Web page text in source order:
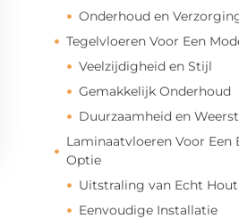
Onderhoud en
Tegelvloeren Voor Een
Veelzijdigheid en Stijl
Gemakkelijk Onderhoud
Duurzaamheid en
Laminaatvloeren Voor
Optie
Uitstraling van Echt Hout
Eenvoudige Installatie